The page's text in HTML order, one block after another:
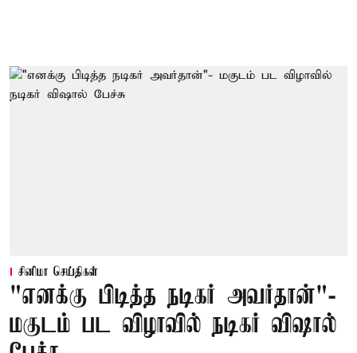
சினிமா செய்திகள்
"எனக்கு பிடித்த நடிகர் அவர்தான்"-
மகுடம் பட விழாவில் நடிகர் விஷால்